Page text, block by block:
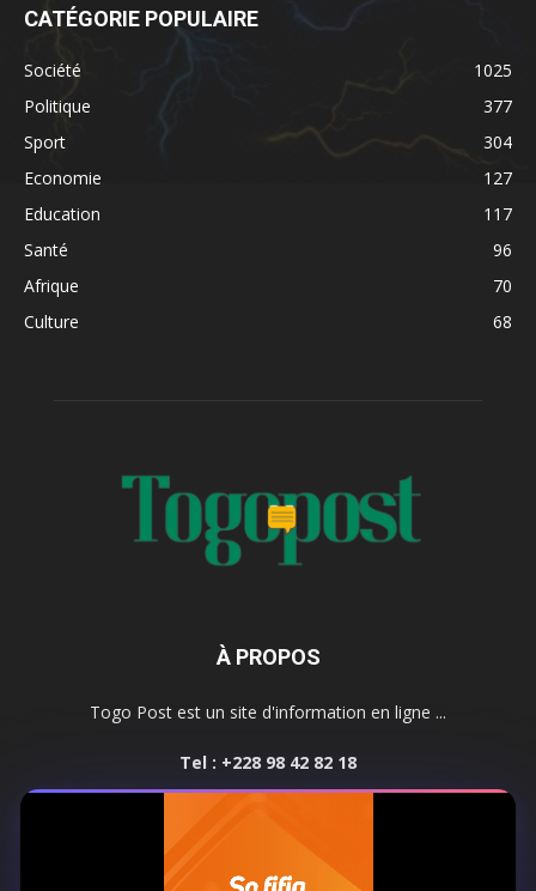
CATÉGORIE POPULAIRE
Société
1025
Politique
377
Sport
304
Economie
127
Education
117
Santé
96
Afrique
70
Culture
68
À PROPOS
Togo Post est un site d'information en ligne ...
Tel : +228 98 42 82 18